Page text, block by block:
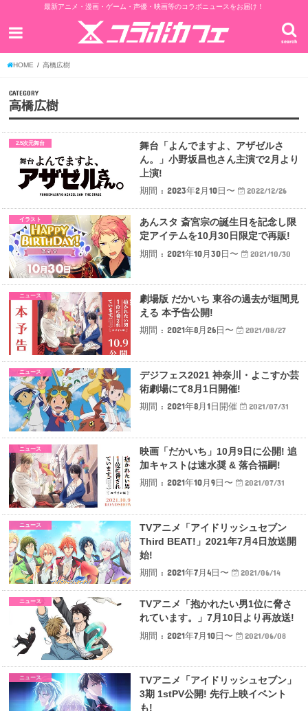
最新アニメ・漫画・ゲーム・声優・映画等のコラボニュースをお届け！
search
HOME 高橋広樹
CATEGORY
高橋広樹
2.5次元舞台
舞台「よんでますよ、アザゼルさ
ん。」小野坂昌也さん主演で2月より
上演!
期間 : 2023年2月10日〜
2022/12/26
イラスト
あんスタ 斎宮宗の誕生日を記念し限
定アイテムを10月30日限定で再販!
期間 : 2021年10月30日〜
2021/10/30
ニュース
劇場版 だかいち 東谷の過去が垣間見
える 本予告公開!
期間 : 2021年8月26日〜
2021/08/27
ニュース
デジフェス2021 神奈川・よこすか芸
術劇場にて8月1日開催!
期間 : 2021年8月1日開催
2021/07/31
ニュース
映画「だかいち」10月9日に公開! 追
加キャストは速水奨 & 落合福嗣!
期間 : 2021年10月9日〜
2021/07/31
ニュース
TVアニメ「アイドリッシュセブン
Third BEAT!」2021年7月4日放送開
始!
期間 : 2021年7月4日〜
2021/06/14
ニュース
TVアニメ「抱かれたい男1位に脅さ
れています。」7月10日より再放送!
期間 : 2021年7月10日〜
2021/06/08
ニュース
TVアニメ「アイドリッシュセブン」
3期 1stPV公開! 先行上映イベント
も!